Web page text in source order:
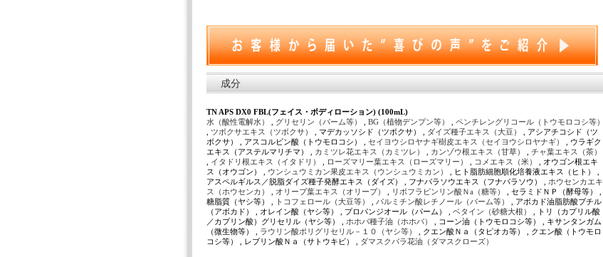
成分
TN APS DX0 FBL(フェイス・ボディローション) (100mL)
水（酸性電解水）
グリセリン（パーム等） BG（植物デンプン等）
ペンチレングリコール（トウモロコシ等）
ツボクサエキス（ツボクサ） , マデカッソシド（ツボクサ） , ダイズ種子エキス（大豆）
, アシアチコシド（ツ
ボクサ） , アスコルビン酸（トウモロコシ） , セイヨウシロヤナギ樹皮エキス（セイヨウシロヤナギ）
, ウラギク
エキス（アステルマリチマ） ,
カミツレ花エキス（カミツレ） カンゾウ根エキス（甘草）
チャ葉エキス（茶）
イタドリ根エキス（イタドリ） ローズマリー葉エキス（ローズマリー） コメエキス（米）
, オウゴン根エキ
ス（オウゴン） ,
ウンシュウミカン果皮エキス（ウンシュウミカン）
, ヒト脂肪細胞順化培養液エキス（ヒト） ,
アスペルギルス／脱脂ダイズ種子発酵エキス（ダイズ） , フナバラソウエキス（フナバラソウ） ,
ホウセンカエキ
ス（ホウセンカ）
オリーブ葉エキス（オリーブ） リボフラビンリン酸Ｎa（糖等）
, セラミドＮＰ（酵母等） ,
糖脂質（ヤシ等） ,
トコフェロール（大豆等） パルミチン酸レチノール（パーム等）
, アボカド油脂肪酸ブチル
（アボカド） , オレイン酸（ヤシ等） , プロパンジオール（パーム） , ベタイン（砂糖大根）
, トリ（カプリル酸
／カプリン酸）グリセリル（ヤシ等） ,
ホホバ種子油（ホホバ）
, コーン油（トウモロコシ等） , キサンタンガム
（微生物等） ,
ラウリン酸ポリグリセリル－１０（ヤシ等）
, クエン酸Ｎａ（タピオカ等） , クエン酸（トウモロ
コシ等） , レブリン酸Ｎａ（サトウキビ） ,
ダマスクバラ花油（ダマスクローズ）